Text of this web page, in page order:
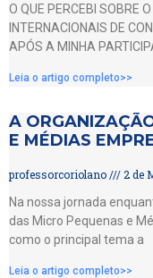
O QUE PERCEBI SOBRE
INTERNACIONAIS DE
APÓS A MINHA
Leia o artigo completo>>
A
E MÉDIAS
professorcoriolano
2 de
Na nossa jornada
das Micro Pequenas e
como o principal tema a
Leia o artigo completo>>